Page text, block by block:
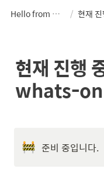
Hello from Cosmo40 /
현재 진행
whats-on
준비 중입니다.